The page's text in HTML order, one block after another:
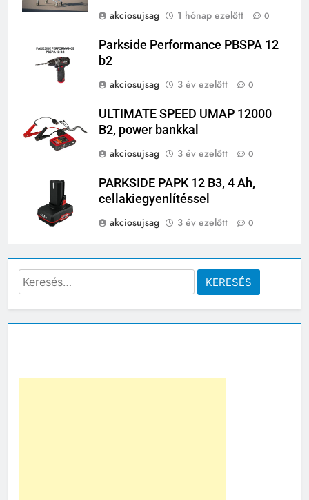
akciosujsag
1 hónap ezelőtt 0
Parkside Performance PBSPA 12
b2
akciosujsag
3 év ezelőtt 0
ULTIMATE SPEED UMAP 12000
B2, power bankkal
akciosujsag
3 év ezelőtt 0
PARKSIDE PAPK 12 B3, 4 Ah,
cellakiegyenlítéssel
akciosujsag
3 év ezelőtt 0
Keresés: